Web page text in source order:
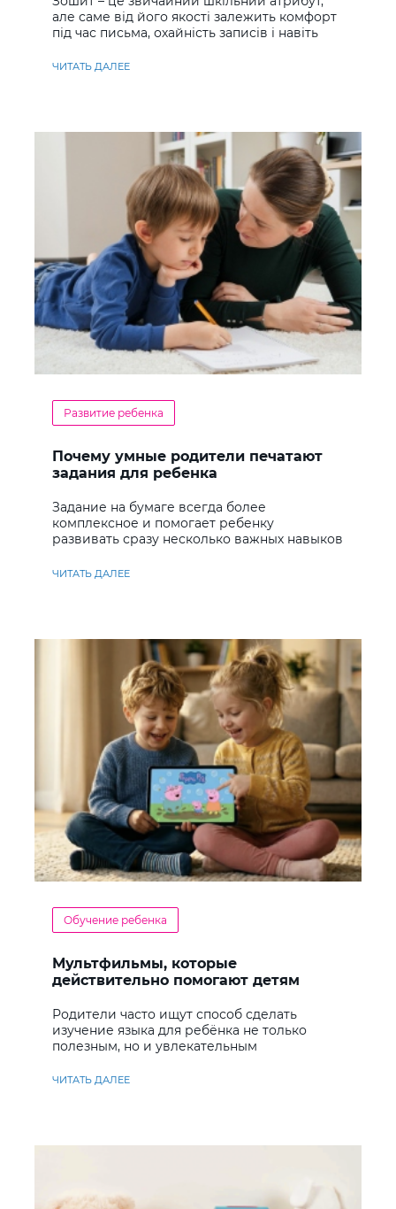
але саме від його якості залежить комфорт
під час письма, охайність записів і навіть
ЧИТАТЬ ДАЛЕЕ
Развитие ребенка
Почему умные родители печатают
задания для ребенка
Задание на бумаге всегда более
комплексное и помогает ребенку
развивать сразу несколько важных навыков
ЧИТАТЬ ДАЛЕЕ
Обучение ребенка
Мультфильмы, которые
действительно помогают детям
Родители часто ищут способ сделать
изучение языка для ребёнка не только
полезным, но и увлекательным
ЧИТАТЬ ДАЛЕЕ